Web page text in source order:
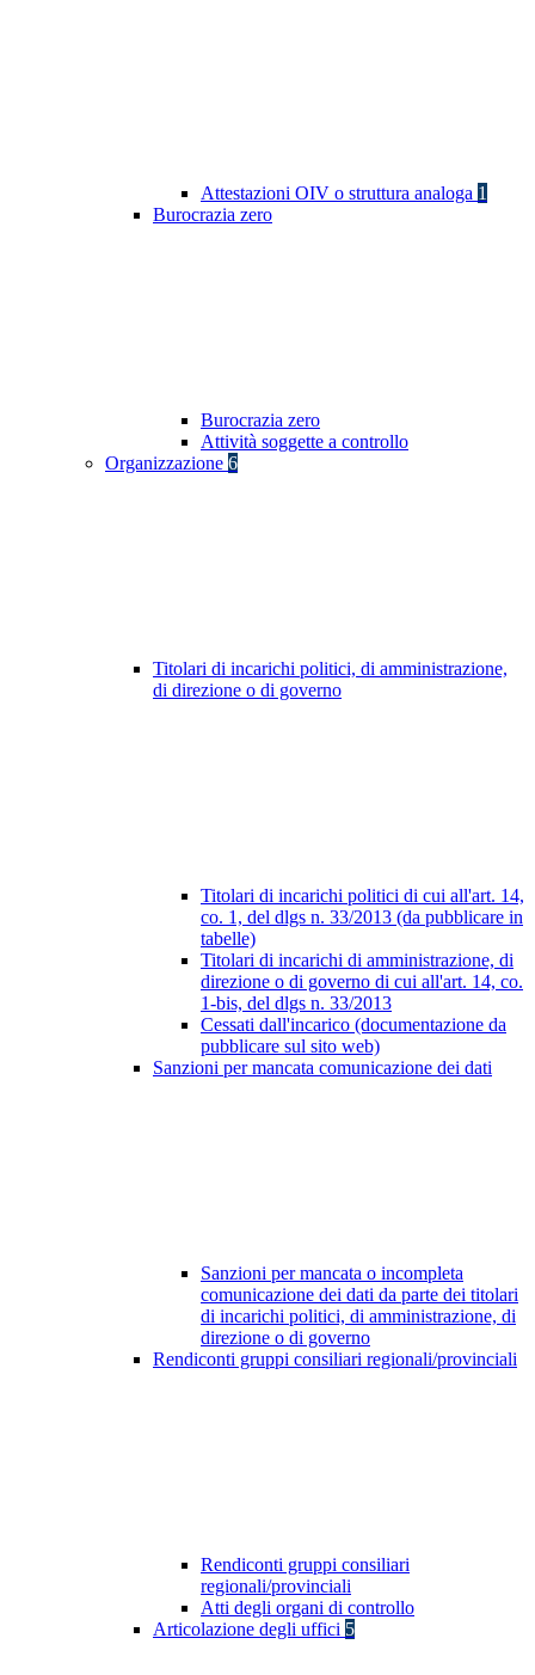
Attestazioni OIV o struttura analoga 1
Burocrazia zero
Burocrazia zero
Attività soggette a controllo
Organizzazione 6
Titolari di incarichi politici, di amministrazione,
di direzione o di governo
Titolari di incarichi politici di cui all'art. 14,
co. 1, del dlgs n. 33/2013 (da pubblicare in
tabelle)
Titolari di incarichi di amministrazione, di
direzione o di governo di cui all'art. 14, co.
1-bis, del dlgs n. 33/2013
Cessati dall'incarico (documentazione da
pubblicare sul sito web)
Sanzioni per mancata comunicazione dei dati
Sanzioni per mancata o incompleta
comunicazione dei dati da parte dei titolari
di incarichi politici, di amministrazione, di
direzione o di governo
Rendiconti gruppi consiliari regionali/provinciali
Rendiconti gruppi consiliari
regionali/provinciali
Atti degli organi di controllo
Articolazione degli uffici 5